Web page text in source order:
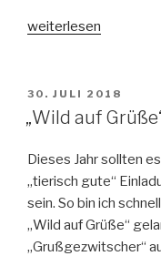
„Noch
auf
Grüße“…“
weiterlesen
VERÖFFENTLICHT
AM
30. JULI 2018
„Wild auf
Dieses Jahr sollten
„tierisch gute“
sein. So bin ich
„Wild auf Grüße“
„Grußgezwitscher“